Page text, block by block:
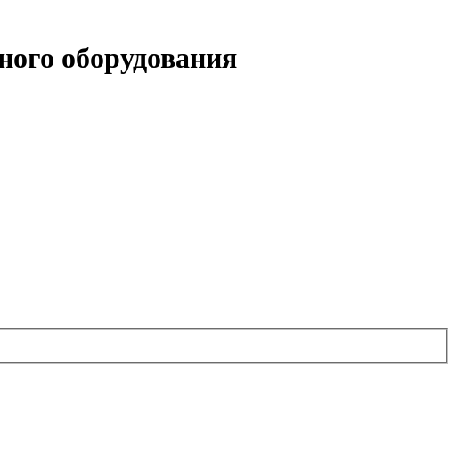
оборудования